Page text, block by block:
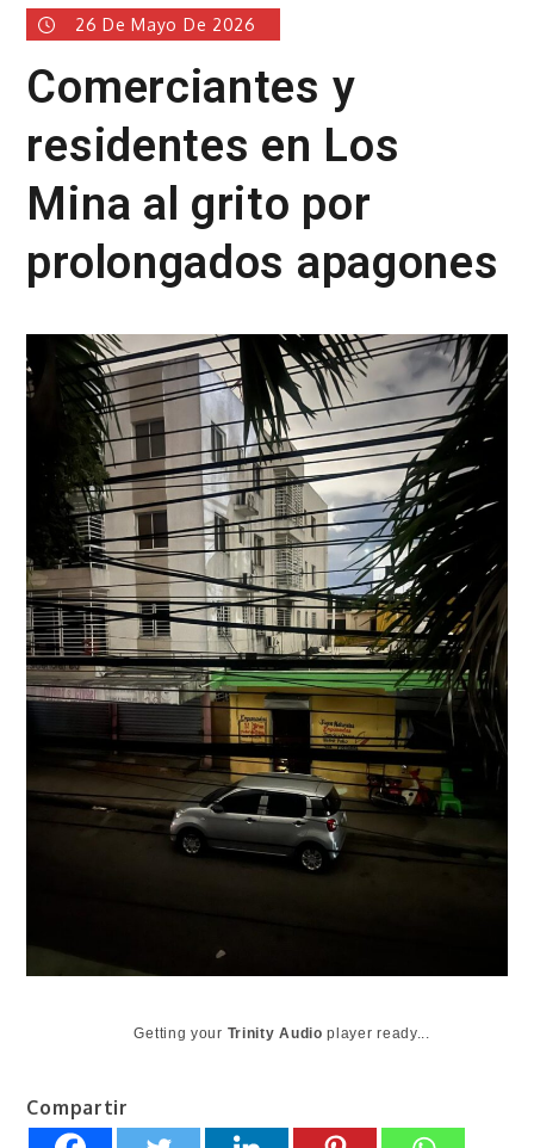
26 De Mayo De 2026
Comerciantes y
residentes en Los
Mina al grito por
prolongados apagones
Getting your Trinity Audio player ready...
Compartir